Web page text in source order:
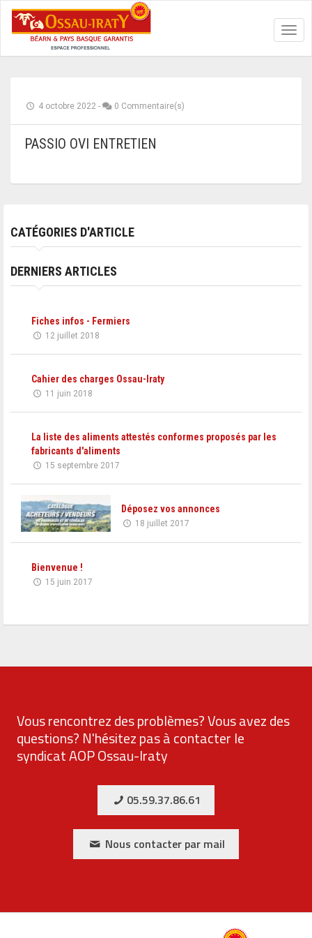
4 octobre 2022 - 0 Commentaire(s)
PASSIO OVI ENTRETIEN
CATÉGORIES D'ARTICLE
DERNIERS ARTICLES
Fiches infos - Fermiers
12 juillet 2018
Cahier des charges Ossau-Iraty
11 juin 2018
La liste des aliments attestés conformes proposés par les
fabricants d'aliments
15 septembre 2017
Déposez vos annonces
18 juillet 2017
Bienvenue !
15 juin 2017
Vous rencontrez des problèmes? Vous avez des
questions? N'hésitez pas à contacter le
syndicat AOP Ossau-Iraty
05.59.37.86.61
Nous contacter par mail